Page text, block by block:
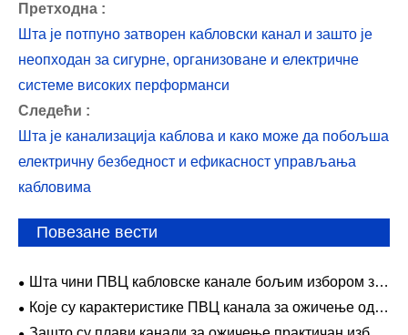
Претходна :
Шта је потпуно затворен кабловски канал и зашто је
неопходан за сигурне, организоване и електричне
системе високих перформанси
Следећи :
Шта је канализација каблова и како може да побољша
електричну безбедност и ефикасност управљања
кабловима
Повезане вести
Шта чини ПВЦ кабловске канале бољим избором за
чисто и безбедно ожичење?
Које су карактеристике ПВЦ канала за ожичење од
пуног зида најважније за безбедно и чисто